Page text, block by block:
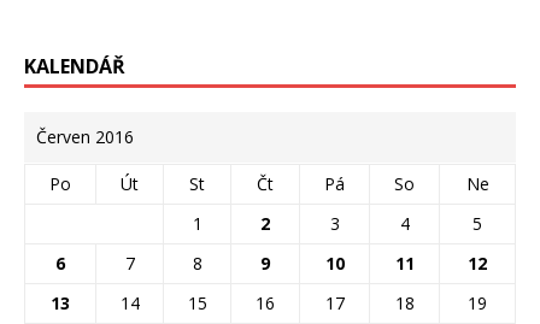
KALENDÁŘ
Červen 2016
Po Út St Čt Pá So
Ne
1
2 3 4
5
6
7 8 9 10 11
12
13
14 15 16 17 18
19